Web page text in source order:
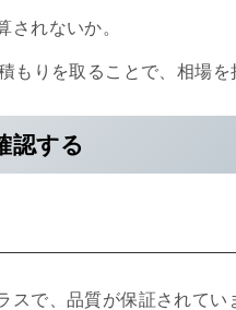
されないか。
もりを取ることで、相場を
認する
スで、品質が保証されてい